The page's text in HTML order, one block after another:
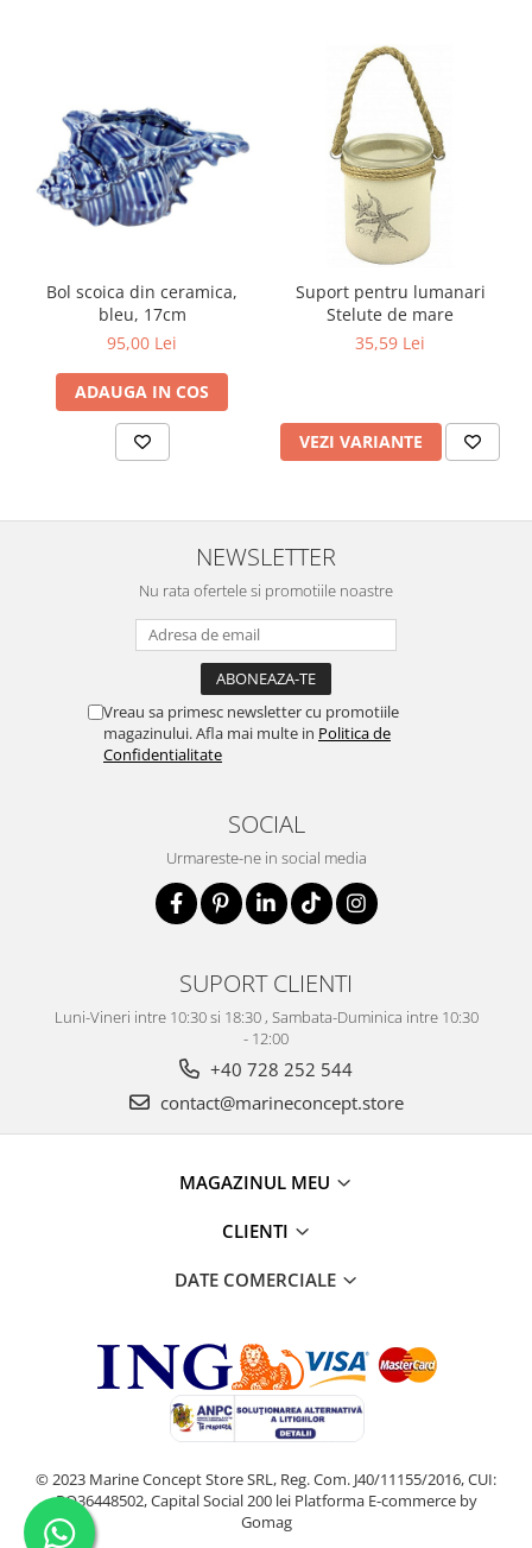
Bol scoica din ceramica,
bleu, 17cm
95,00 Lei
ADAUGA IN COS
Suport pentru lumanari
Stelute de mare
35,59 Lei
VEZI VARIANTE
NEWSLETTER
Nu rata ofertele si promotiile noastre
Vreau sa primesc newsletter cu promotiile
magazinului. Afla mai multe in Politica de
Confidentialitate
SOCIAL
Urmareste-ne in social media
SUPORT CLIENTI
Luni-Vineri intre 10:30 si 18:30 , Sambata-Duminica intre 10:30
- 12:00
+40 728 252 544
contact@marineconcept.store
MAGAZINUL MEU
CLIENTI
DATE COMERCIALE
© 2023 Marine Concept Store SRL, Reg. Com. J40/11155/2016, CUI:
RO36448502, Capital Social 200 lei Platforma E-commerce by
Gomag